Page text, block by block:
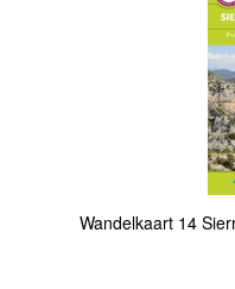
Wandelkaart 14